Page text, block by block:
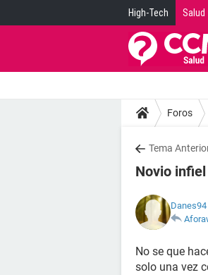
High-Tech Salud
Foros
Tema
Novio infiel
Danes94
No se que
solo una vez